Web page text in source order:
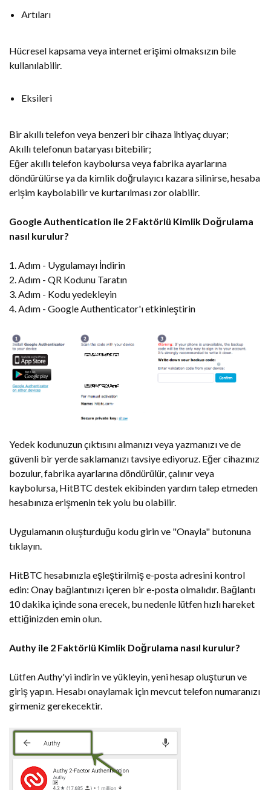
Artıları
Hücresel kapsama veya internet erişimi olmaksızın bile
kullanılabilir.
Eksileri
Bir akıllı telefon veya benzeri bir cihaza ihtiyaç duyar;
Akıllı telefonun bataryası bitebilir;
Eğer akıllı telefon kaybolursa veya fabrika ayarlarına
döndürülürse ya da kimlik doğrulayıcı kazara silinirse, hesaba
erişim kaybolabilir ve kurtarılması zor olabilir.
Google Authentication ile 2 Faktörlü Kimlik Doğrulama
nasıl kurulur?
1. Adım - Uygulamayı İndirin
2. Adım - QR Kodunu Taratın
3. Adım - Kodu yedekleyin
4. Adım - Google Authenticator'ı etkinleştirin
Yedek kodunuzun çıktısını almanızı veya yazmanızı ve de
güvenli bir yerde saklamanızı tavsiye ediyoruz. Eğer cihazınız
bozulur, fabrika ayarlarına döndürülür, çalınır veya
kaybolursa, HitBTC destek ekibinden yardım talep etmeden
hesabınıza erişmenin tek yolu bu olabilir.
Uygulamanın oluşturduğu kodu girin ve "Onayla" butonuna
tıklayın.
HitBTC hesabınızla eşleştirilmiş e-posta adresini kontrol
edin: Onay bağlantınızı içeren bir e-posta olmalıdır. Bağlantı
10 dakika içinde sona erecek, bu nedenle lütfen hızlı hareket
ettiğinizden emin olun.
Authy ile 2 Faktörlü Kimlik Doğrulama nasıl kurulur?
Lütfen Authy'yi indirin ve yükleyin, yeni hesap oluşturun ve
giriş yapın. Hesabı onaylamak için mevcut telefon numaranızı
girmeniz gerekecektir.